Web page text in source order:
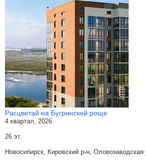
Расцветай на Бугринской роще
4 квартал, 2026
26 эт.
Новосибирск, Кировский р-н, Оловозаводская